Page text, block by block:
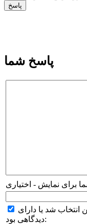
پاسخ شما
برای نمایش - اختیاری
انتخاب شد یا دارای
دیدگاهی بود: